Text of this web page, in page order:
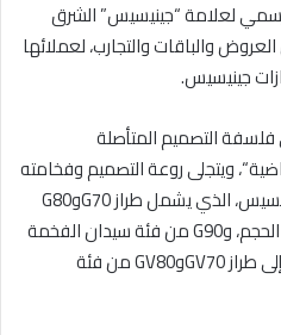
لعلامة “جينيسيس” الشرق
والباقات والتجارب، لعملائها
جينيسيس.
فلسفة التصميم المتأصلة
“، ويتجلى روعة التصميم وفخامته
الذي يشمل طرازG70وG80
وG90من فئةسيدان الفخمة
طرازGV70وGV80من فئة